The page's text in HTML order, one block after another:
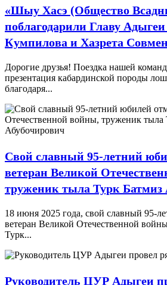
«Шыу Хасэ (Общество
поблагодарили Главу
Кумпилова и Хазрета
Дорогие друзья! Поездка нашей
презентация кабардинской породы
благодаря...
Свой славный 95-летний
ветеран Великой
труженик тыла Турк Батмиз
18 июня 2025 года, свой славный 95-
ветеран Великой Отечественной
Турк...
Руководитель ЦУР Адыгеи